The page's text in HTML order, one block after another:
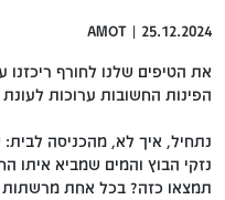
25.12.2024 | AMOT
את הטיפים שלנו לחורף ריכזנו
הפינות החשובות ערוכות
נתחיל, איך לא, מהכניסה
נזקי הבוץ והמים שמביא איתו
תמצאו כזה? בכל אחת מרשתות